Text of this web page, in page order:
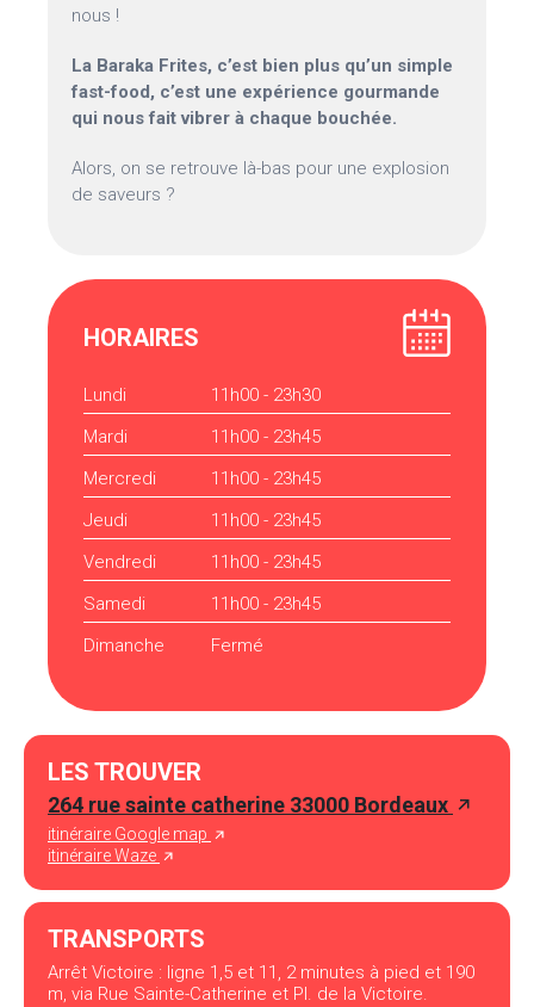
nous !
La Baraka Frites, c’est bien plus qu’un simple
fast-food, c’est une expérience gourmande
qui nous fait vibrer à chaque bouchée.
Alors, on se retrouve là-bas pour une explosion
de saveurs ?
HORAIRES
Lundi
11h00 - 23h30
Mardi
11h00 - 23h45
Mercredi
11h00 - 23h45
Jeudi
11h00 - 23h45
Vendredi
11h00 - 23h45
Samedi
11h00 - 23h45
Dimanche
Fermé
LES TROUVER
264 rue sainte catherine 33000 Bordeaux
itinéraire Google map
itinéraire Waze
TRANSPORTS
Arrêt Victoire : ligne 1,5 et 11, 2 minutes à pied et 190
m, via Rue Sainte-Catherine et Pl. de la Victoire.